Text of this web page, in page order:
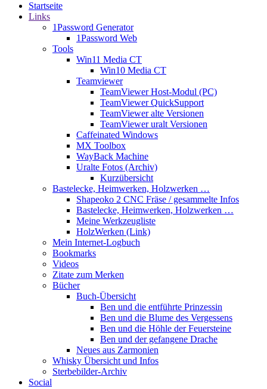
Startseite
Links
1Password Generator
1Password Web
Tools
Win11 Media CT
Win10 Media CT
Teamviewer
TeamViewer Host-Modul (PC)
TeamViewer QuickSupport
TeamViewer alte Versionen
TeamViewer uralt Versionen
Caffeinated Windows
MX Toolbox
WayBack Machine
Uralte Fotos (Archiv)
Kurzübersicht
Bastelecke, Heimwerken, Holzwerken …
Shapeoko 2 CNC Fräse / gesammelte Infos
Bastelecke, Heimwerken, Holzwerken …
Meine Werkzeugliste
HolzWerken (Link)
Mein Internet-Logbuch
Bookmarks
Videos
Zitate zum Merken
Bücher
Buch-Übersicht
Ben und die entführte Prinzessin
Ben und die Blume des Vergessens
Ben und die Höhle der Feuersteine
Ben und der gefangene Drache
Neues aus Zarmonien
Whisky Übersicht und Infos
Sterbebilder-Archiv
Social